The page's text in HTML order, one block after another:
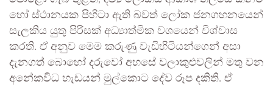
හෝ ස්ථානයක පිහිටා ඇති බවත් ලෝක ජනගහනයෙන්
සැලකිය යුතු පිරිසක් අධ්‍යාත්මික වශයෙන් විශ්වාස
කරති. ඒ අනුව මෙම කරුණු වැඩිහිටියන්ගෙන් අසා
දැනගත් බොහෝ දරුවෝ අහසේ වලාකුළුවලින් මතු වන
අනේකවිධ හැඩයන් මුල්කොට දේව රූප දකිති. ඒ